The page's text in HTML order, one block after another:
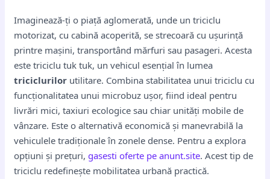
Imaginează-ți o piață aglomerată, unde un triciclu
motorizat, cu cabină acoperită, se strecoară cu ușurință
printre mașini, transportând mărfuri sau pasageri. Acesta
este triciclu tuk tuk, un vehicul esențial în lumea
triciclurilor utilitare. Combina stabilitatea unui triciclu cu
funcționalitatea unui microbuz ușor, fiind ideal pentru
livrări mici, taxiuri ecologice sau chiar unități mobile de
vânzare. Este o alternativă economică și manevrabilă la
vehiculele tradiționale în zonele dense. Pentru a explora
opțiuni și prețuri,gasesti oferte pe anunt.site. Acest tip de
triciclu redefinește mobilitatea urbană practică.